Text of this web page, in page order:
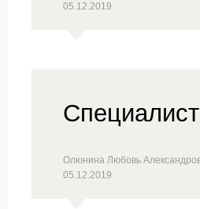
05.12.2019
Олюнина Любовь
05.12.2019